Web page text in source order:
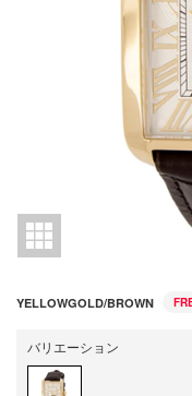
YELLOWGOLD/BROWN
バリエーション